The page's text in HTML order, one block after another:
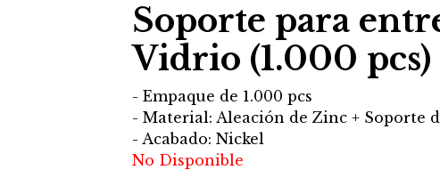
Soporte para
Vidrio (1.000 pcs)
- Empaque de 1.000 pcs
- Material: Aleación de Zinc + Soporte
- Acabado: Nickel
No Disponible